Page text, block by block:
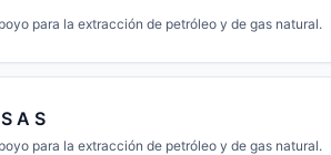
para la extracción de petróleo y de gas natural.
A S
para la extracción de petróleo y de gas natural.